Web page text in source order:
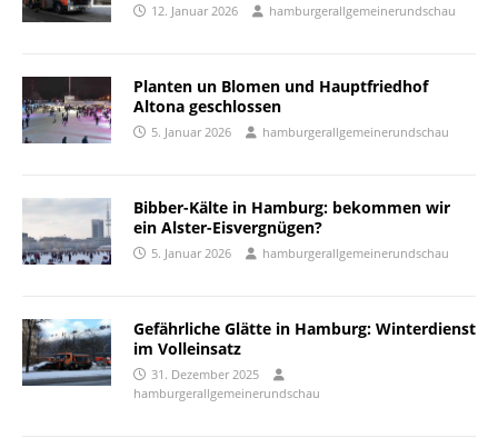
12. Januar 2026 hamburgerallgemeinerundschau
Planten un Blomen und Hauptfriedhof
Altona geschlossen
5. Januar 2026 hamburgerallgemeinerundschau
Bibber-Kälte in Hamburg: bekommen wir
ein Alster-Eisvergnügen?
5. Januar 2026 hamburgerallgemeinerundschau
Gefährliche Glätte in Hamburg: Winterdienst
im Volleinsatz
31. Dezember 2025
hamburgerallgemeinerundschau